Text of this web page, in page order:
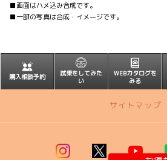
■画面はハメ込み合成です。
■一部の写真は合成・イメージです。
購入相談予約
試乗をしてみた
い
WEBカタログを
みる
サイトマップ
トップページ